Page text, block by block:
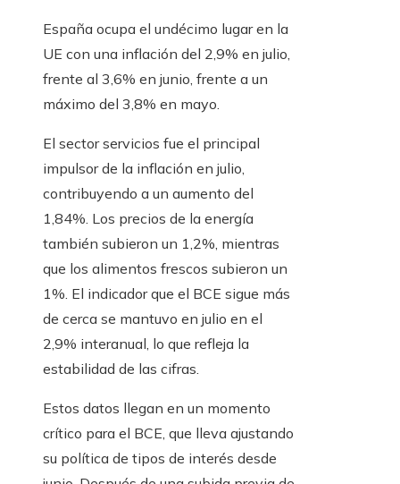
España ocupa el undécimo lugar en la
UE con una inflación del 2,9% en julio,
frente al 3,6% en junio, frente a un
máximo del 3,8% en mayo.
El sector servicios fue el principal
impulsor de la inflación en julio,
contribuyendo a un aumento del
1,84%. Los precios de la energía
también subieron un 1,2%, mientras
que los alimentos frescos subieron un
1%. El indicador que el BCE sigue más
de cerca se mantuvo en julio en el
2,9% interanual, lo que refleja la
estabilidad de las cifras.
Estos datos llegan en un momento
crítico para el BCE, que lleva ajustando
su política de tipos de interés desde